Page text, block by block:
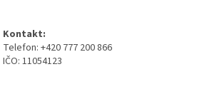
Kontakt:
Telefon: +420 777 200 866
IČO: 11054123